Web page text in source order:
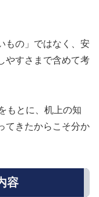
もの」ではなく、安
やすさまで含めて考
もとに、机上の知
てきたからこそ分か
容